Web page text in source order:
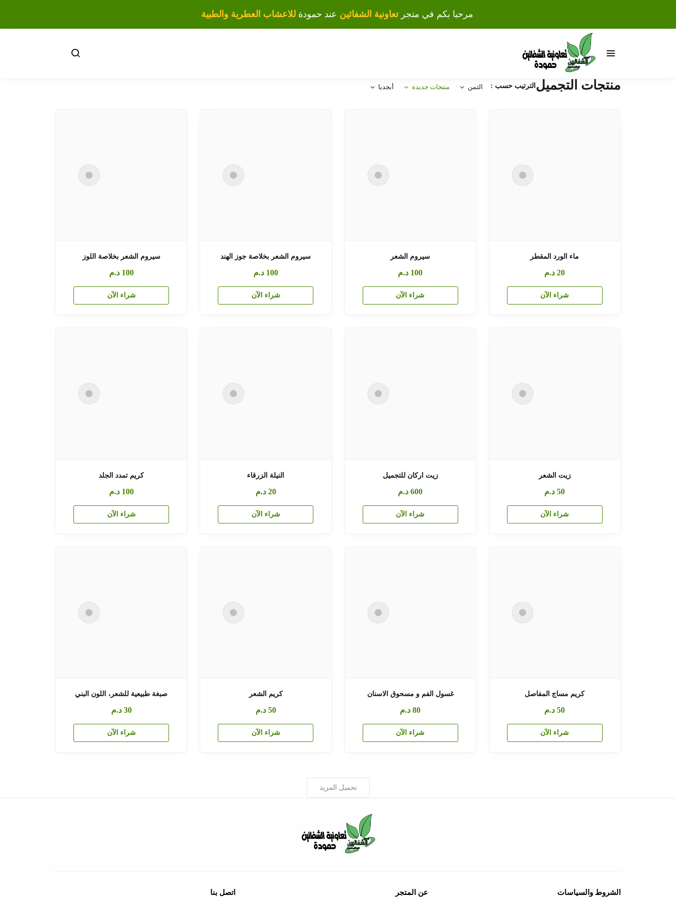
مرحبا بكم في متجرتعاونية الشفائين عند حمودةللاعشاب العطرية والطبية
منتجات التجميل الترتيب حسب : الثمن منتجات جديدة أبجديا
ماء الورد المقطر
20د.م
شراء الآن
سيروم الشعر
100 د.م
شراء الآن
سيروم الشعر بخلاصة جوز الهند
100 د.م
شراء الآن
سيروم الشعر بخلاصة اللوز
100 د.م
شراء الآن
زيت الشعر
50د.م
شراء الآن
زيت اركان للتجميل
600د.م
شراء الآن
النيلة الزرقاء
20 د.م
شراء الآن
كريم تمدد الجلد
100 د.م
شراء الآن
كريم مساج المفاصل
50د.م
شراء الآن
غسول الفم و مسحوق الاسنان
80د.م
شراء الآن
كريم الشعر
50 د.م
شراء الآن
صبغة طبيعية للشعر، اللون البني
30 د.م
شراء الآن
تحميل المزيد
الشروط والسياسات عن المتجر اتصل بنا